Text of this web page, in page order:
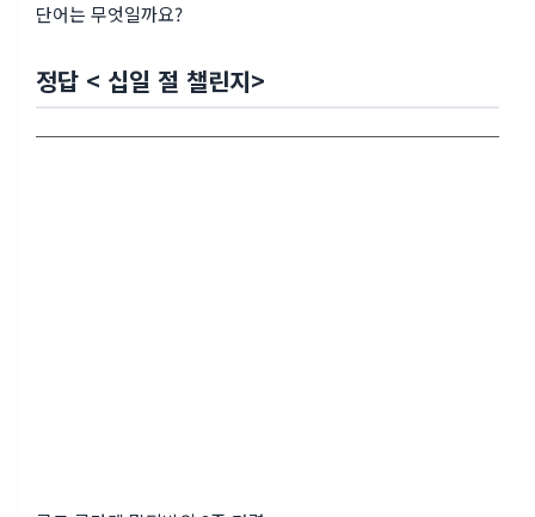
단어는 무엇일까요?
정답 < 십일 절 챌린지>